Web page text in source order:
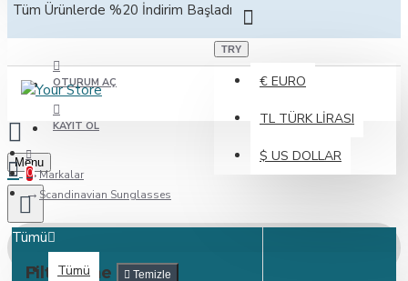
Tüm Ürünlerde %20 İndirim Başladı
OTURUM AÇ
KAYIT OL
TRY
€ EURO
TL TÜRK LIRASI
$ US DOLLAR
Menu
0
Tümü
Tümü
Markalar
Scandinavian Sunglasses
Filtreleme Temizle